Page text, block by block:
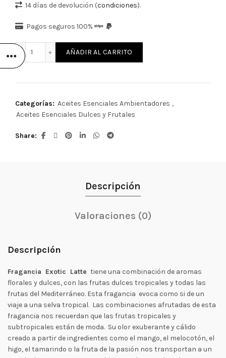
14 días de devolución (condiciones).
Pagos seguros 100%
Fragancia Exotic Latte cantidad
AÑADIR AL CARRITO
Categorías: Aceites Esenciales Ambientadores ,
Aceites Esenciales Dulces y Frutales
Share
Descripción
Valoraciones (0)
Descripción
Fragancia Exotic Latte tiene una combinación de aromas
florales y dulces, con las frutas dulces tropicales y todas las
frutas del Mediterráneo. Esta fragancia evoca como si de un
viaje a una selva tropical. Las combinaciones afrutadas de esta
fragancia nos recuerdan que las frutas tropicales y
subtropicales están de moda. Su olor exuberante y cálido
creado a partir de ingredientes como el mango, el melocotón, el
higo, el tamarindo o la fruta de la pasión nos transportan a un